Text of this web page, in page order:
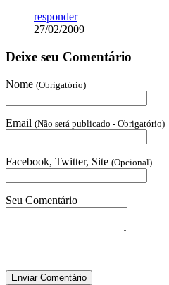
responder
27/02/2009
Deixe seu Comentário
Nome (Obrigatório)
Email (Não será publicado - Obrigatório)
Facebook, Twitter, Site (Opcional)
Seu Comentário